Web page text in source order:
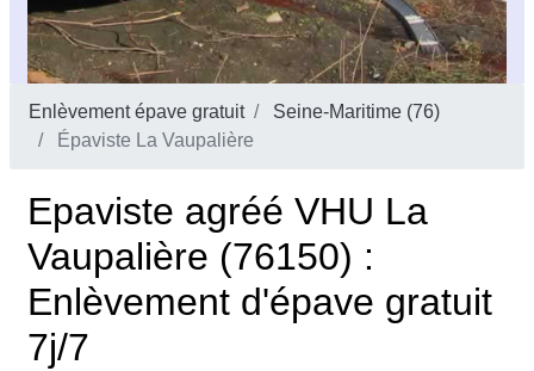
Enlèvement épave gratuit
Seine-Maritime (76)
Épaviste La Vaupalière
Epaviste agréé VHU La
Vaupalière (76150) :
Enlèvement d'épave gratuit
7j/7